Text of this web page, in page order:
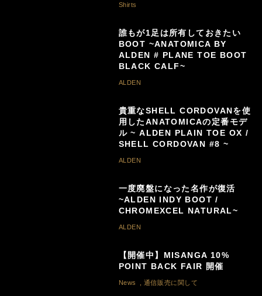
Shirts
誰もが1足は所有しておきたい
BOOT ~ANATOMICA BY
ALDEN # PLANE TOE BOOT
BLACK CALF~
ALDEN
貴重なSHELL CORDOVANを使
用したANATOMICAの定番モデ
ル ~ ALDEN PLAIN TOE OX /
SHELL CORDOVAN #8 ~
ALDEN
一度廃盤になった名作が復活
~ALDEN INDY BOOT /
CHROMEXCEL NATURAL~
ALDEN
【開催中】MISANGA 10%
POINT BACK FAIR 開催
News 通信販売に関して